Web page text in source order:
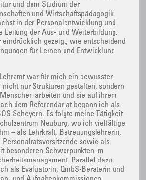
und dem Studium der
und Wirtschaftspädagogik
in der Personalentwicklung und
Leitung der Aus- und Weiterbildung.
eindrücklich gezeigt, wie entscheidend
für Lernen und Entwicklung
war für mich ein bewusster
nur Strukturen gestalten, sondern
arbeiten und sie auf ihrem
dem Referendariat begann ich als
Scheyern. Es folgte meine Tätigkeit
Neuburg, wo ich vielfältige
– als Lehrkraft, Betreuungslehrerin,
Personalratsvorsitzende sowie als
besonderen Schwerpunkten im
Parallel dazu
als Evaluatorin, QmbS-Beraterin und